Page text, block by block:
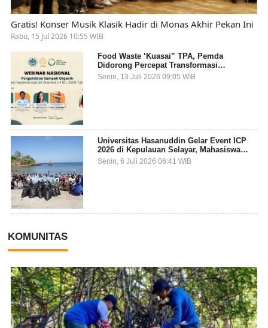
Gratis! Konser Musik Klasik Hadir di Monas Akhir Pekan Ini
Rabu, 15 Jul 2026 10:55 WIB
Food Waste ‘Kuasai” TPA, Pemda
Didorong Percepat Transformasi
Pengelolaan Sampah Organik dari Sumber
Senin, 13 Juli 2026 09:05 WIB
Universitas Hasanuddin Gelar Event ICP
2026 di Kepulauan Selayar, Mahasiswa
dari 27 Negara Jadi Partisipan
Senin, 6 Juli 2026 06:41 WIB
KOMUNITAS